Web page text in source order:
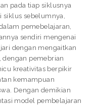
pada tiap siklusnya
sebelumnya,
pemebelajaran,
sendiri mengenai
dengan mengaitkan
dengan pemebrian
kreativitas berpikir
kemampuan
Dengan demikian
model pembelajaran